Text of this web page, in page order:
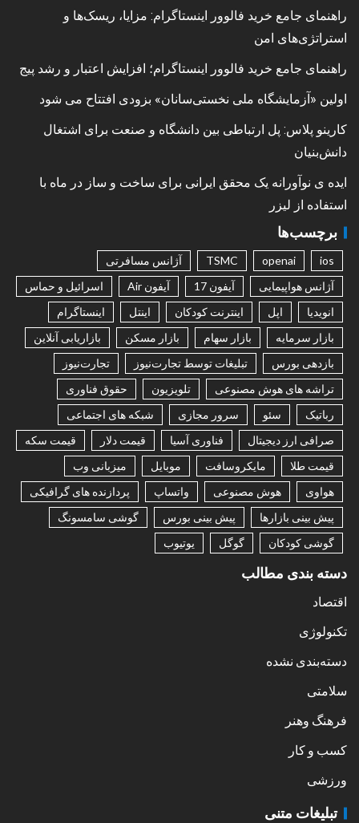
راهنمای جامع خرید فالوور اینستاگرام: مزایا، ریسک‌ها و
استراتژی‌های امن
راهنمای جامع خرید فالوور اینستاگرام؛ افزایش اعتبار و رشد پیج
اولین «آزمایشگاه ملی نخستی‌سانان» بزودی افتتاح می شود
کارینو پلاس: پل ارتباطی بین دانشگاه و صنعت برای اشتغال
دانش‌بنیان
ایده ی نوآورانه یک محقق ایرانی برای ساخت و ساز در ماه با
استفاده از لیزر
برچسب‌ها
ios
openai
TSMC
آژانس مسافرتی
آژانس هواپیمایی
آیفون 17 آیفون Air
اسرائیل و حماس
انویدیا
اپل اینترنت کودکان اینتل
اینستاگرام
بازار سرمایه
بازار سهام بازار مسکن
بازاریابی آنلاین
بازدهی بورس
تبلیغات توسط تجارت‌نیوز
تجارت‌نیوز
تراشه های هوش مصنوعی
تلویزیون
حقوق فناوری
رباتیک
سئو سرور مجازی
شبکه های اجتماعی
صرافی ارز دیجیتال
فناوری آسیا قیمت دلار
قیمت سکه
قیمت طلا
مایکروسافت موبایل
میزبانی وب
هواوی
هوش مصنوعی واتساپ
پردازنده های گرافیکی
پیش بینی بازارها
پیش بینی بورس
گوشی سامسونگ
گوشی کودکان
گوگل یوتیوب
دسته بندی مطالب
اقتصاد
تکنولوژی
دسته‌بندی نشده
سلامتی
فرهنگ وهنر
کسب و کار
ورزشی
تبلیغات متنی